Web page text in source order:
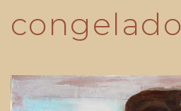
congelado